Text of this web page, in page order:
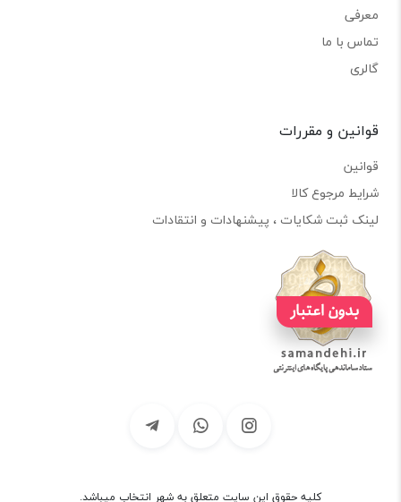
معرفی
تماس با ما
گالری
قوانین و مقررات
قوانین
شرایط مرجوع کالا
لینک ثبت شکایات ، پیشنهادات و انتقادات
کلیه حقوق این سایت متعلق به شهر انتخاب میباشد.